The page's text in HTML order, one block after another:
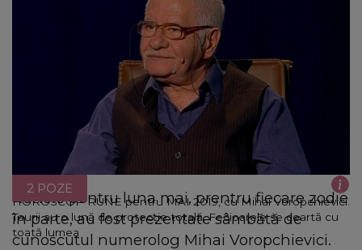
HOROSCOP RUNE pentru MAI 2019, cu Mihai Voropchievici.
Taurii au o lună de protecție totală, Fecioarele se ceartă cu
toată lumea
2 POZE
Runele pentru luna mai, prentru fiecare zodie
în parte, au fost prezentate sâmbătă de
cunoscutul numerolog Mihai Voropchievici.